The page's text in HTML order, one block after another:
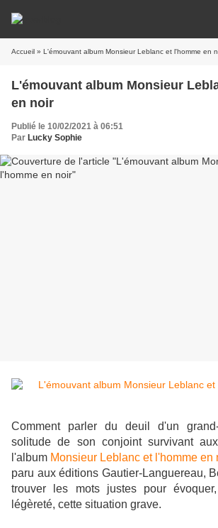
Accueil » L'émouvant album Monsieur Leblanc et l'homme en
L'émouvant album Monsieur
en noir
Publié le 10/02/2021 à 06:51
Par Lucky Sophie
Comment parler du deuil d'un
solitude de son conjoint survivant
l'album Monsieur Leblanc et l'homme en
paru aux éditions Gautier-Languereau,
trouver les mots justes pour
légèreté, cette situation grave.